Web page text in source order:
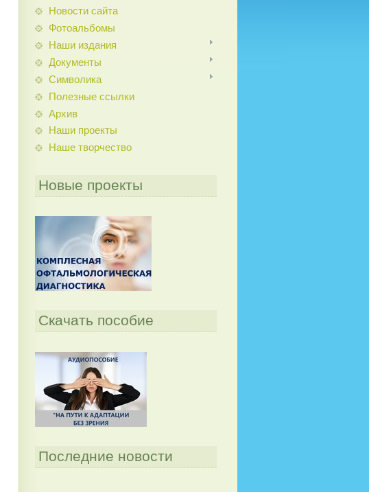
Новости сайта
Фотоальбомы
Наши издания
Документы
Символика
Полезные ссылки
Архив
Наши проекты
Наше творчество
Новые проекты
Скачать пособие
Последние новости